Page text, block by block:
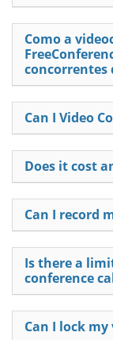
Como a
concorrentes
Can I Video
Does it cost
Can I record
Is there a
conference
Can I lock